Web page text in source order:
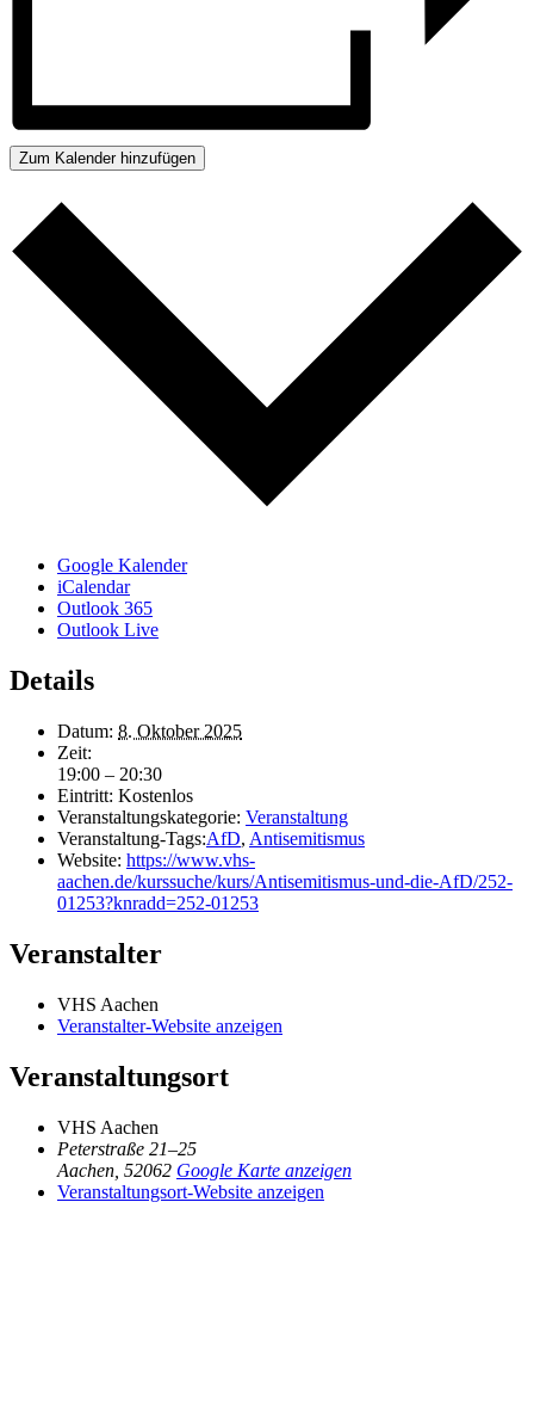
Zum Kalender hinzufügen
Google Kalender
iCalendar
Outlook 365
Outlook Live
Details
Datum: 8. Oktober 2025
Zeit:
19:00 – 20:30
Eintritt: Kostenlos
Veranstaltungskategorie: Veranstaltung
Veranstaltung-Tags:AfD, Antisemitismus
Website: https://www.vhs-
aachen.de/kurssuche/kurs/Antisemitismus-und-die-AfD/252-
01253?knradd=252-01253
Veranstalter
VHS Aachen
Veranstalter-Website anzeigen
Veranstaltungsort
VHS Aachen
Peterstraße 21–25
Aachen 52062 Google Karte anzeigen
Veranstaltungsort-Website anzeigen